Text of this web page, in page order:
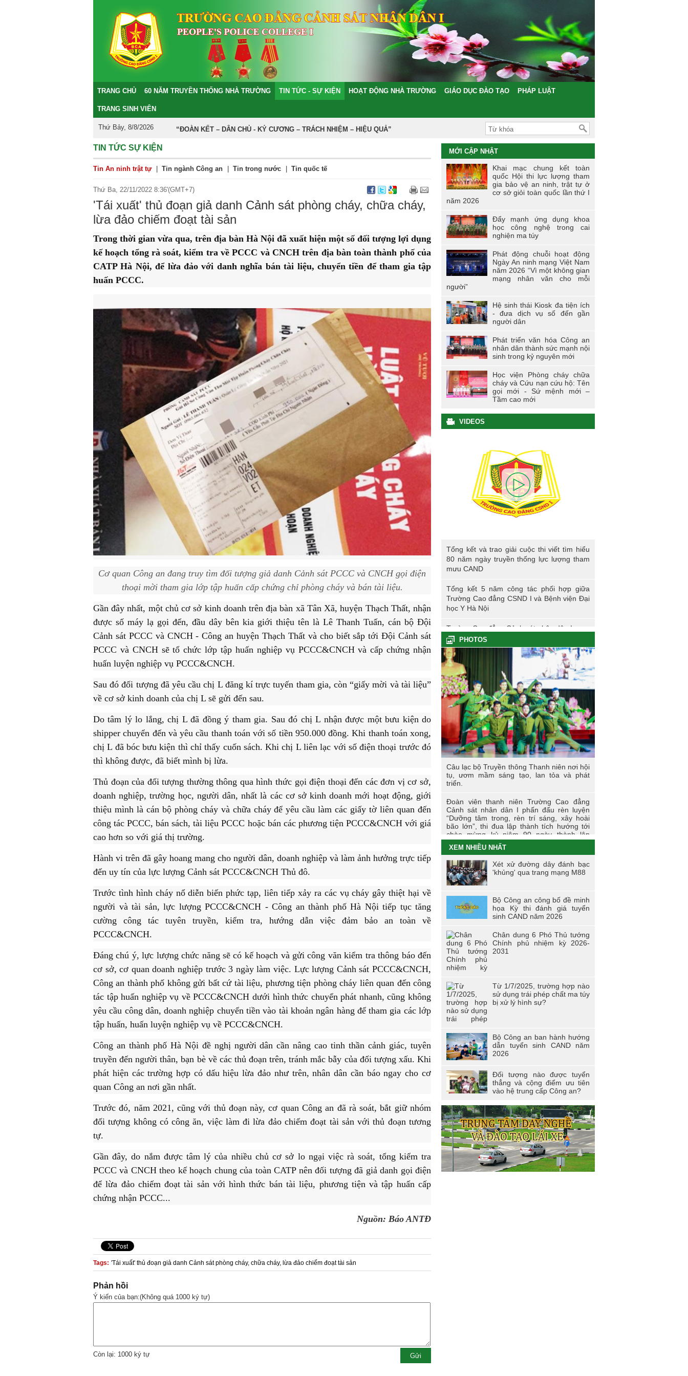
TRANG CHỦ 60 NĂM TRUYỀN THỐNG NHÀ TRƯỜNG TIN TỨC - SỰ KIỆN HOẠT ĐỘNG NHÀ TRƯỜNG GIÁO DỤC ĐÀO TẠO PHÁP LUẬT
TRANG SINH VIÊN
Thứ Bảy, 8/8/2026 “ĐOÀN KẾT – DÂN CHỦ - KỶ CƯƠNG – TRÁCH NHIỆM – HIỆU QUẢ”
TIN TỨC SỰ KIỆN
Tin An ninh trật tự Tin ngành Công an Tin trong nước Tin quốc tế
Thứ Ba, 22/11/2022 8:36'(GMT+7)
'Tái xuất' thủ đoạn giả danh Cảnh sát phòng cháy, chữa cháy,
lừa đảo chiếm đoạt tài sản
Trong thời gian vừa qua, trên địa bàn Hà Nội đã xuất hiện một số đối tượng lợi dụng
kế hoạch tổng rà soát, kiểm tra về PCCC và CNCH trên địa bàn toàn thành phố của
CATP Hà Nội, để lừa đảo với danh nghĩa bán tài liệu, chuyển tiền để tham gia tập
huấn PCCC.
Cơ quan Công an đang truy tìm đối tượng giả danh Cảnh sát PCCC và CNCH gọi điện
thoại mời tham gia lớp tập huấn cấp chứng chỉ phòng cháy và bán tài liệu.
Gần đây nhất, một chủ cơ sở kinh doanh trên địa bàn xã Tân Xã, huyện Thạch Thất, nhận
được số máy lạ gọi đến, đầu dây bên kia giới thiệu tên là Lê Thanh Tuấn, cán bộ Đội
Cảnh sát PCCC và CNCH - Công an huyện Thạch Thất và cho biết sắp tới Đội Cảnh sát
PCCC và CNCH sẽ tổ chức lớp tập huấn nghiệp vụ PCCC&CNCH và cấp chứng nhận
huấn luyện nghiệp vụ PCCC&CNCH.
Sau đó đối tượng đã yêu cầu chị L đăng kí trực tuyến tham gia, còn “giấy mời và tài liệu”
về cơ sở kinh doanh của chị L sẽ gửi đến sau.
Do tâm lý lo lắng, chị L đã đồng ý tham gia. Sau đó chị L nhận được một bưu kiện do
shipper chuyển đến và yêu cầu thanh toán với số tiền 950.000 đồng. Khi thanh toán xong,
chị L đã bóc bưu kiện thì chỉ thấy cuốn sách. Khi chị L liên lạc với số điện thoại trước đó
thì không được, đã biết mình bị lừa.
Thủ đoạn của đối tượng thường thông qua hình thức gọi điện thoại đến các đơn vị cơ sở,
doanh nghiệp, trường học, người dân, nhất là các cơ sở kinh doanh mới hoạt động, giới
thiệu mình là cán bộ phòng cháy và chữa cháy để yêu cầu làm các giấy tờ liên quan đến
công tác PCCC, bán sách, tài liệu PCCC hoặc bán các phương tiện PCCC&CNCH với giá
cao hơn so với giá thị trường.
Hành vi trên đã gây hoang mang cho người dân, doanh nghiệp và làm ảnh hưởng trực tiếp
đến uy tín của lực lượng Cảnh sát PCCC&CNCH Thủ đô.
Trước tình hình cháy nổ diễn biến phức tạp, liên tiếp xảy ra các vụ cháy gây thiệt hại về
người và tài sản, lực lượng PCCC&CNCH - Công an thành phố Hà Nội tiếp tục tăng
cường công tác tuyên truyền, kiểm tra, hướng dẫn việc đảm bảo an toàn về
PCCC&CNCH.
Đáng chú ý, lực lượng chức năng sẽ có kế hoạch và gửi công văn kiểm tra thông báo đến
cơ sở, cơ quan doanh nghiệp trước 3 ngày làm việc. Lực lượng Cảnh sát PCCC&CNCH,
Công an thành phố không gửi bất cứ tài liệu, phương tiện phòng cháy liên quan đến công
tác tập huấn nghiệp vụ về PCCC&CNCH dưới hình thức chuyển phát nhanh, cũng không
yêu cầu công dân, doanh nghiệp chuyển tiền vào tài khoản ngân hàng để tham gia các lớp
tập huấn, huấn luyện nghiệp vụ về PCCC&CNCH.
Công an thành phố Hà Nội đề nghị người dân cần nâng cao tinh thần cảnh giác, tuyên
truyền đến người thân, bạn bè về các thủ đoạn trên, tránh mắc bẫy của đối tượng xấu. Khi
phát hiện các trường hợp có dấu hiệu lừa đảo như trên, nhân dân cần báo ngay cho cơ
quan Công an nơi gần nhất.
Trước đó, năm 2021, cũng với thủ đoạn này, cơ quan Công an đã rà soát, bắt giữ nhóm
đối tượng không có công ăn, việc làm đi lừa đảo chiếm đoạt tài sản với thủ đoạn tương
tự.
Gần đây, do nắm được tâm lý của nhiều chủ cơ sở lo ngại việc rà soát, tổng kiểm tra
PCCC và CNCH theo kế hoạch chung của toàn CATP nên đối tượng đã giả danh gọi điện
để lừa đảo chiếm đoạt tài sản với hình thức bán tài liệu, phương tiện và tập huấn cấp
chứng nhận PCCC...
Nguồn: Báo ANTĐ
Tags: 'Tái xuất' thủ đoạn giả danh Cảnh sát phòng cháy, chữa cháy, lừa đảo chiếm đoạt tài sản
Phản hồi
Ý kiến của bạn:(Không quá 1000 ký tự)
Còn lại: 1000 ký tự
MỚI CẬP NHẬT
Khai mạc chung kết toàn
quốc Hội thi lực lượng tham
gia bảo vệ an ninh, trật tự ở
cơ sở giỏi toàn quốc lần thứ I
năm 2026
Đẩy mạnh ứng dụng khoa
học công nghệ trong cai
nghiện ma túy
Phát động chuỗi hoạt động
Ngày An ninh mạng Việt Nam
năm 2026 “Vì một không gian
mạng nhân văn cho mỗi
người”
Hệ sinh thái Kiosk đa tiện ích
- đưa dịch vụ số đến gần
người dân
Phát triển văn hóa Công an
nhân dân thành sức mạnh nội
sinh trong kỷ nguyên mới
Học viện Phòng cháy chữa
cháy và Cứu nạn cứu hộ: Tên
gọi mới - Sứ mệnh mới –
Tầm cao mới
VIDEOS
năm ngày truyền thống lực lượng tham mưu
CAND
Tổng kết và trao giải cuộc thi viết tìm hiểu
80 năm ngày truyền thống lực lượng tham
mưu CAND
Tổng kết 5 năm công tác phối hợp giữa
Trường Cao đẳng CSND I và Bệnh viện Đại
học Y Hà Nội
Trường Cao đẳng Cảnh sát nhân dân I
Phóng sự nhập học khoá K61S
Tổng kết hoạt động thực tế đợt I - K60S
Các sự kiện tiêu biểu của Tuổi trẻ Nhà
trường năm học 2023-2024
TÔI LÀM CÔNG AN XÃ
Hoạt động thực tế chính trị của cán bộ, học
viên tại Hoà Bình
Hội thi tìm hiểu, sáng kiến về phòng, chống
tác hại của thuốc lá trong tuổi trẻ Trường
Cao đẳng Cảnh sát nhân dân I
Tuổi trẻ Trường Cao đẳng CSND I tích cực
triển khai đề án 06 của Chính phủ
PHOTOS
Câu lạc bộ Truyền thông Thanh niên nơi hội
tụ, ươm mầm sáng tạo, lan tỏa và phát
triển.
Đoàn viên thanh niên Trường Cao đẳng
Cảnh sát nhân dân I phấn đấu rèn luyện
“Dưỡng tâm trong, rèn trí sáng, xây hoài
bão lớn”, thi đua lập thành tích hướng tới
chào mừng kỷ niệm 90 ngày thành lập
Đoàn TNCS Hồ Chí Minh (26/3/1931 -
26/3/2021)
Những dấu ấn của tuổi trẻ Trường Cao
đẳng Cảnh sát nhân dân I trong Tháng
Thanh niên 2021
Chiến dịch tình nguyện mùa đông năm
2020 và Xuân biên cương năm 2021 trong
tuổi trẻ Trường Cao đẳng Cảnh sát nhân
Đoàn viên công đoàn trường Cao đẳng
CSND I đạt giải nhất toàn đoàn tại Hội thi
“Đoàn viên Công đoàn Tổng cục Chính trị
CAND học tập và làm theo tư tưởng, đạo
phía Bắc
Hội thi “Người chiến sĩ Cảnh sát thanh lịch,
tài năng” lần thứ 2 năm 2017.
XEM NHIỀU NHẤT
Xét xử đường dây đánh bạc
'khủng' qua trang mạng M88
Bộ Công an công bố đề minh
họa Kỳ thi đánh giá tuyển
sinh CAND năm 2026
Chân dung 6 Phó Thủ tướng
Chính phủ nhiệm kỳ 2026-
2031
Từ 1/7/2025, trường hợp nào
sử dụng trái phép chất ma túy
bị xử lý hình sự?
Bộ Công an ban hành hướng
dẫn tuyển sinh CAND năm
2026
Đối tượng nào được tuyển
thẳng và cộng điểm ưu tiên
vào hệ trung cấp Công an?